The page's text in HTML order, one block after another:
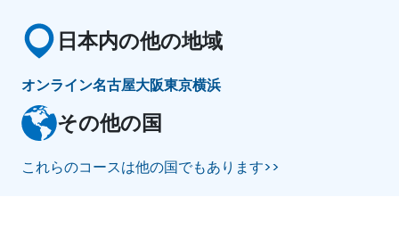
日本内の他の地域
オンライン名古屋大阪東京横浜
その他の国
これらのコースは他の国でもあります>>